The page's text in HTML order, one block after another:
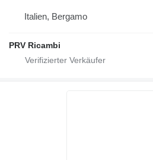
Italien, Bergamo
PRV Ricambi